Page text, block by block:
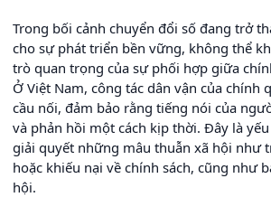
Trong bối cảnh chuyển đổi số đang trở
cho sự phát triển bền vững, không thể
trò quan trọng của sự phối hợp giữa
Ở Việt Nam, công tác dân vận của chính
cầu nối, đảm bảo rằng tiếng nói của
và phản hồi một cách kịp thời. Đây là
giải quyết những mâu thuẫn xã hội như
hoặc khiếu nại về chính sách, cũng như
hội.